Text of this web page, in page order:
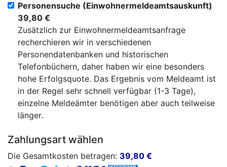
Personensuche (Einwohnermeldeamtsauskunft)
39,80 €
Zusätzlich zur Einwohnermeldeamtsanfrage
recherchieren wir in verschiedenen
Personendatenbanken und historischen
Telefonbüchern, daher haben wir eine besonders
hohe Erfolgsquote. Das Ergebnis vom Meldeamt ist
in der Regel sehr schnell verfügbar (1-3 Tage),
einzelne Meldeämter benötigen aber auch teilweise
länger.
Zahlungsart wählen
Die Gesamtkosten betragen: 39,80 €